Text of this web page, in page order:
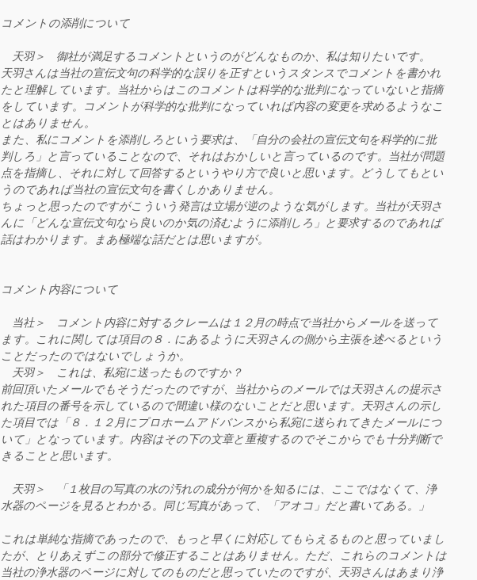
コメントの添削について
天羽＞ 御社が満足するコメントというのがどんなものか、私は知りたいです。
天羽さんは当社の宣伝文句の科学的な誤りを正すというスタンスでコメントを書かれ
たと理解しています。当社からはこのコメントは科学的な批判になっていないと指摘
をしています。コメントが科学的な批判になっていれば内容の変更を求めるようなこ
とはありません。
また、私にコメントを添削しろという要求は、「自分の会社の宣伝文句を科学的に批
判しろ」と言っていることなので、それはおかしいと言っているのです。当社が問題
点を指摘し、それに対して回答するというやり方で良いと思います。どうしてもとい
うのであれば当社の宣伝文句を書くしかありません。
ちょっと思ったのですがこういう発言は立場が逆のような気がします。当社が天羽さ
んに「どんな宣伝文句なら良いのか気の済むように添削しろ」と要求するのであれば
話はわかります。まあ極端な話だとは思いますが。
コメント内容について
当社＞ コメント内容に対するクレームは１２月の時点で当社からメールを送って
ます。これに関しては項目の８．にあるように天羽さんの側から主張を述べるという
ことだったのではないでしょうか。
天羽＞ これは、私宛に送ったものですか？
前回頂いたメールでもそうだったのですが、当社からのメールでは天羽さんの提示さ
れた項目の番号を示しているので間違い様のないことだと思います。天羽さんの示し
た項目では「８．１２月にプロホームアドバンスから私宛に送られてきたメールにつ
いて」となっています。内容はその下の文章と重複するのでそこからでも十分判断で
きることと思います。
天羽＞ 「１枚目の写真の水の汚れの成分が何かを知るには、ここではなくて、浄
水器のページを見るとわかる。同じ写真があって、「アオコ」だと書いてある。」
これは単純な指摘であったので、もっと早くに対応してもらえるものと思っていまし
たが、とりあえずこの部分で修正することはありません。ただ、これらのコメントは
当社の浄水器のページに対してのものだと思っていたのですが、天羽さんはあまり浄